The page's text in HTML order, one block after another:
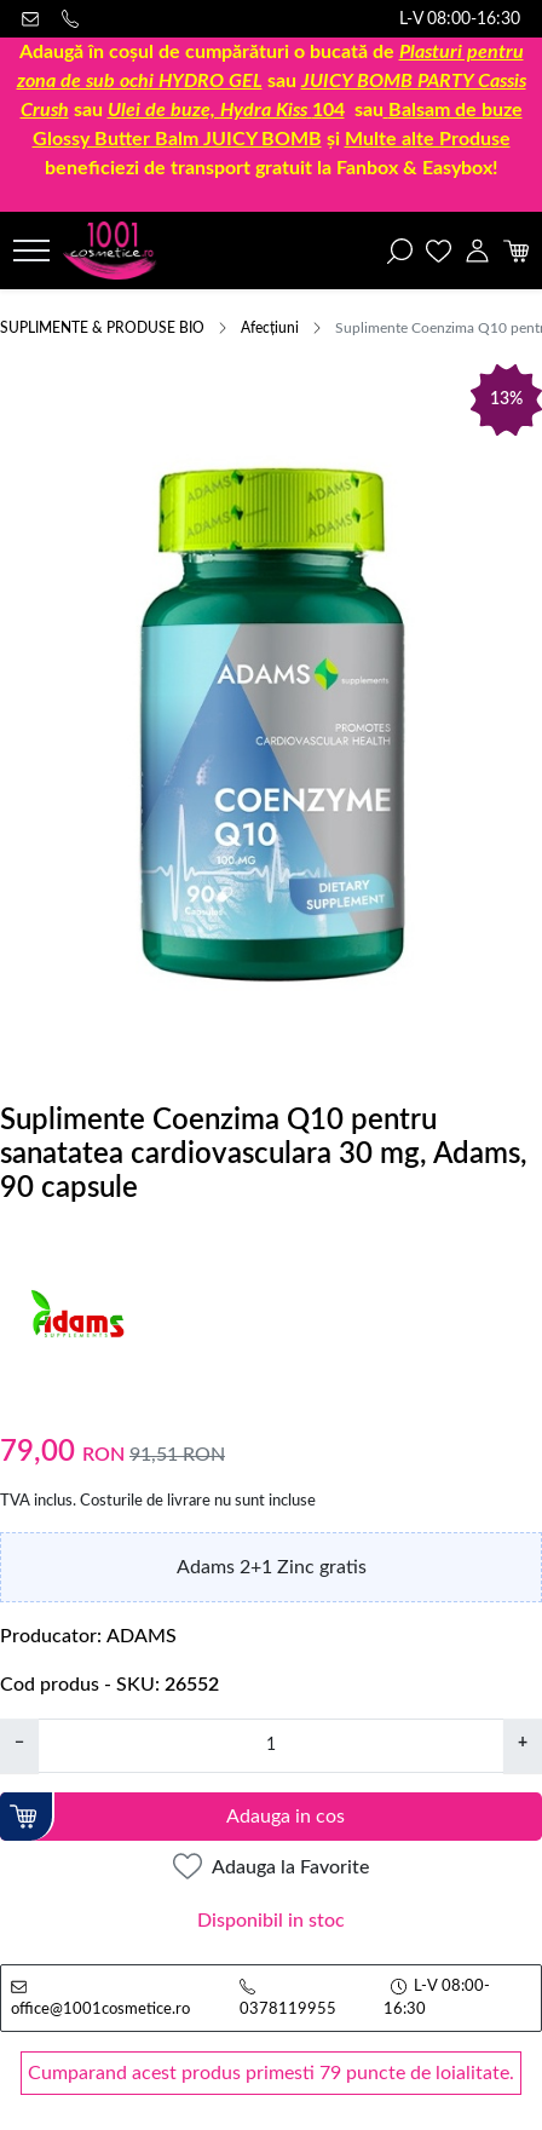
L-V 08:00-16:30
Adaugă în coșul de cumpărături o bucată de Plasturi pentru
zona de sub ochi HYDRO GEL sau JUICY BOMB PARTY Cassis
Crush sau Ulei de buze, Hydra Kiss 104sau Balsam de buze
Glossy Butter Balm JUICY BOMB și Multe alte Produse
beneficiezi de transport gratuit la Fanbox & Easybox!
SUPLIMENTE & PRODUSE BIO Afecțiuni Suplimente Coenzima Q10
13%
Suplimente Coenzima Q10 pentru
sanatatea cardiovasculara 30 mg, Adams,
90 capsule
79,00 RON 91,51RON
TVA inclus. Costurile de livrare nu sunt incluse
Adams 2+1 Zinc gratis
Producator ADAMS
Cod produs - SKU 26552
− +
Adauga in cos
Adauga la Favorite
Disponibil in stoc
office@1001cosmetice.ro 0378119955
L-V 08:00-
16:30
Cumparand acest produs primesti 79 puncte de loialitate.